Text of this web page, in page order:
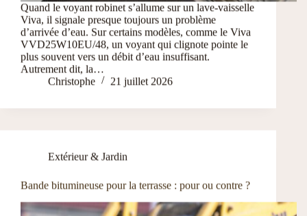
Quand le voyant robinet s’allume sur un lave-vaisselle
Viva, il signale presque toujours un problème
d’arrivée d’eau. Sur certains modèles, comme le Viva
VVD25W10EU/48, un voyant qui clignote pointe le
plus souvent vers un débit d’eau insuffisant.
Autrement dit, la…
Christophe
21 juillet 2026
Extérieur & Jardin
Bande bitumineuse pour la terrasse : pour ou contre ?